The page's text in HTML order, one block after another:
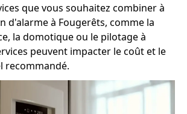
que vous souhaitez combiner à
d'alarme à Fougerêts, comme la
la domotique ou le pilotage à
peuvent impacter le coût et le
recommandé.